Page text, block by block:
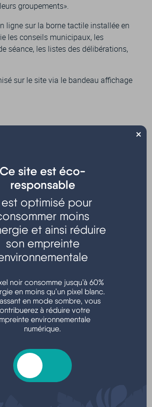
groupements».
ligne sur la borne tactile installée en
les conseils municipaux, les
séance, les listes des délibérations,
sur le site via le bandeau affichage
l’ensemble des comptes-
municipaux de 2022.
08.06.22
28.04.22
28/04/2022) – Débat sur les
10.02.22
Budgétaires
l’ensemble des comptes-
Ce site est éco-
responsable
est optimisé pour
moins
et ainsi réduire
son empreinte
noir consomme jusqu’à 60%
en moins qu’un pixel blanc.
en mode sombre, vous
à réduire votre
environnementale
numérique.
×